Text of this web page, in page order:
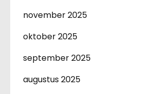
november 2025
oktober 2025
september 2025
augustus 2025